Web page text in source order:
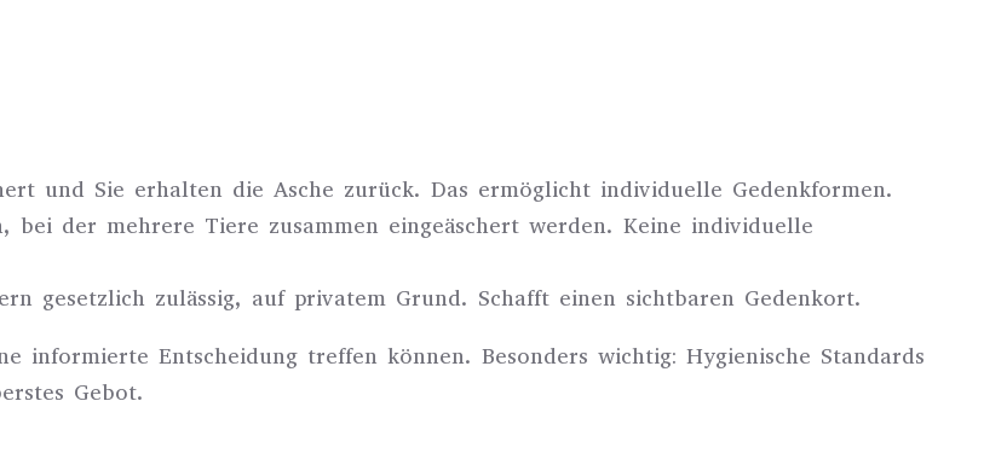
und Sie erhalten die Asche zurück. Das ermöglicht individuelle Gedenkformen.
bei der mehrere Tiere zusammen eingeäschert werden. Keine individuelle
gesetzlich zulässig, auf privatem Grund. Schafft einen sichtbaren Gedenkort.
Entscheidung treffen können. Besonders wichtig: Hygienische Standards
Gebot.